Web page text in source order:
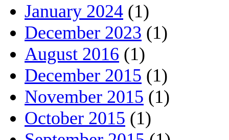
January 2024 (1)
December 2023 (1)
August 2016 (1)
December 2015 (1)
November 2015 (1)
October 2015 (1)